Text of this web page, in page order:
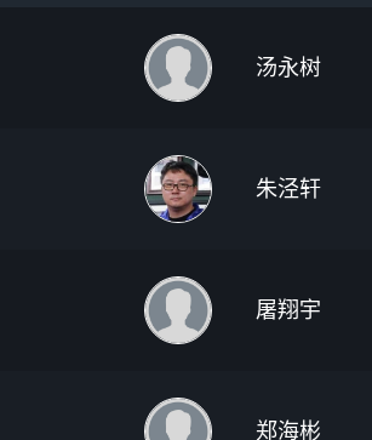
汤永树
朱泾轩
屠翔宇
郑海彬